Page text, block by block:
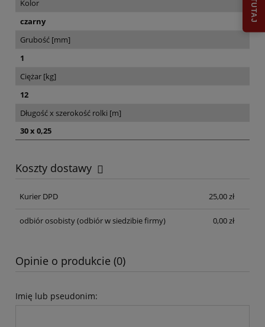
Kolor
czarny
Grubość [mm]
1
Ciężar [kg]
12
Długość x szerokość rolki [m]
30 x 0,25
Koszty dostawy
Cena nie zawiera ewentualnych kosztów płatności
Kurier DPD
25,00 zł
odbiór osobisty(odbiór w siedzibie firmy) 0,00 zł
Opinie o produkcie (0)
Imię lub pseudonim: